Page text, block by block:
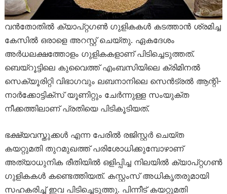
വൻതോതിൽ ക്യാപ്റ്റഗൺ ഗുളികകൾ കടത്താൻ ശ്രമിച്ച
കേസിൽ ഒരാളെ അറസ്റ്റ് ചെയ്തു. ഏകദേശം
അർധലക്ഷത്തോളം ഗുളികകളാണ് പിടിച്ചെടുത്തത്.
ബെയ്റൂട്ടിലെ കുവൈത്ത് എംബസിയിലെ ക്രിമിനൽ
സെക്യൂരിറ്റി വിഭാഗവും ലബനാനിലെ സെൻട്രൽ ആന്റി-
നാർക്കോട്ടിക്സ് യൂണിറ്റും ചേർന്നുള്ള സംയുക്ത
നീക്കത്തിലാണ് പ്രതിയെ പിടികൂടിയത്.
ഭക്ഷ്യവസ്തുക്കൾ എന്ന പേരിൽ രജിസ്റ്റർ ചെയ്ത
കയറ്റുമതി തുറമുഖത്ത് പരിശോധിക്കുമ്പോഴാണ്
അത്യാധുനിക രീതിയിൽ ഒളിപ്പിച്ച നിലയിൽ ക്യാപ്റ്റഗൺ
ഗുളികകൾ കണ്ടെത്തിയത്. കസ്റ്റംസ് അധികൃതരുമായി
സഹകരിച്ച് ഇവ പിടിച്ചെടുത്തു. പിന്നീട് കയറ്റുമതി